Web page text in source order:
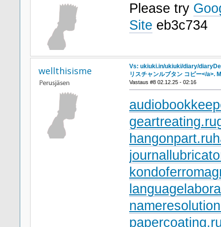
Please try
Site eb3c734
wellthisisme
Vs: ukiuki.in/ukiuki/diary/
リスチャンルブタン コピー</a>.
Vastaus #8 02.12.25 - 02:16
geartreating.ru
hangonpart.ru